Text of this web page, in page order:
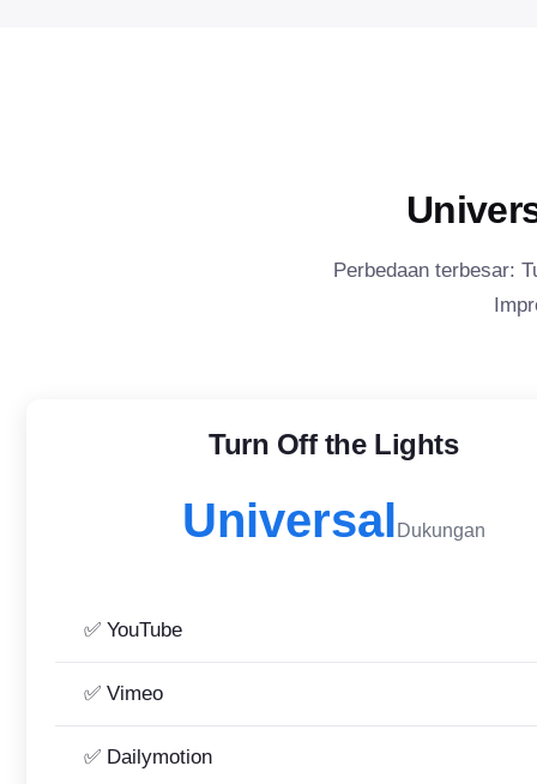
Perbedaan terbesar:
Turn Off the Lights
Universal Dukungan
✅ YouTube
✅ Vimeo
✅ Dailymotion